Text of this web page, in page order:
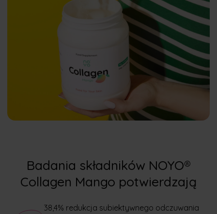
Badania składników NOYO®
Collagen Mango potwierdzają
38,4% redukcja subiektywnego odczuwania